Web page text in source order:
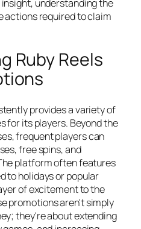
understanding the
actions required to claim
Ruby Reels
provides a variety of
for its players. Beyond the
frequent players can
free spins, and
platform often features
to holidays or popular
of excitement to the
promotions aren't simply
they're about extending